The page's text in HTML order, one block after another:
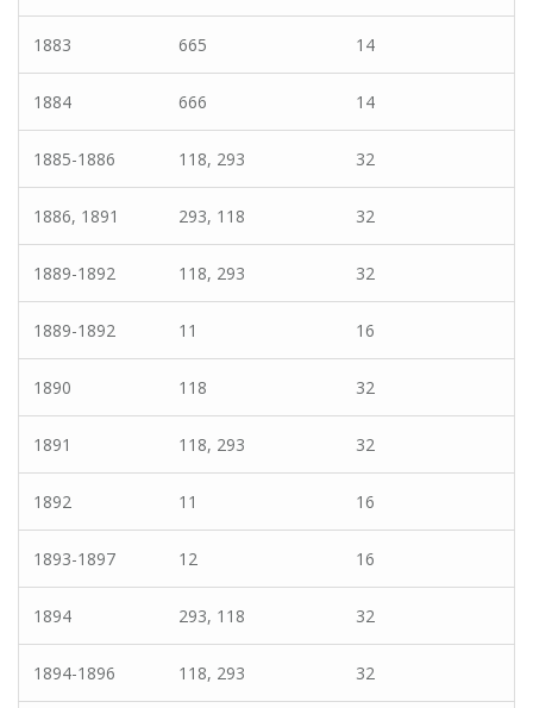
1883 665 14
1884 666 14
1885-1886 118, 293 32
1886, 1891 293, 118 32
1889-1892 118, 293 32
1889-1892 11 16
1890 118 32
1891 118, 293 32
1892 11 16
1893-1897 12 16
1894 293, 118 32
1894-1896 118, 293 32